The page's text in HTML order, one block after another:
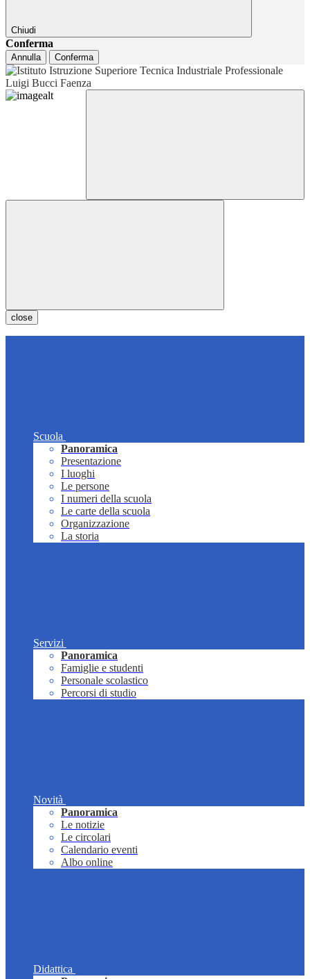
Chiudi
Conferma
Annulla Conferma
close
Scuola
Panoramica
Presentazione
I luoghi
Le persone
I numeri della scuola
Le carte della scuola
Organizzazione
La storia
Servizi
Panoramica
Famiglie e studenti
Personale scolastico
Percorsi di studio
Novità
Panoramica
Le notizie
Le circolari
Calendario eventi
Albo online
Didattica